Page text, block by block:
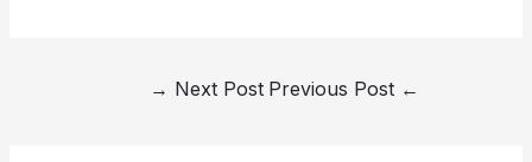
←
Next Post
→